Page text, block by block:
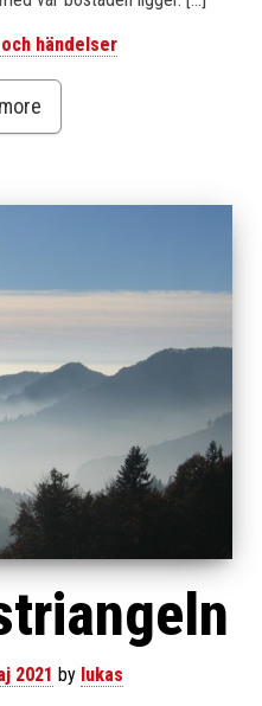
och händelser
2021 by lukas